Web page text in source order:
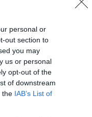
personal or
out section to
you may
us or personal
opt-out of the
of downstream
the IAB’s List of